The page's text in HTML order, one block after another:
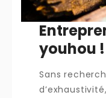
youhou !
Sans